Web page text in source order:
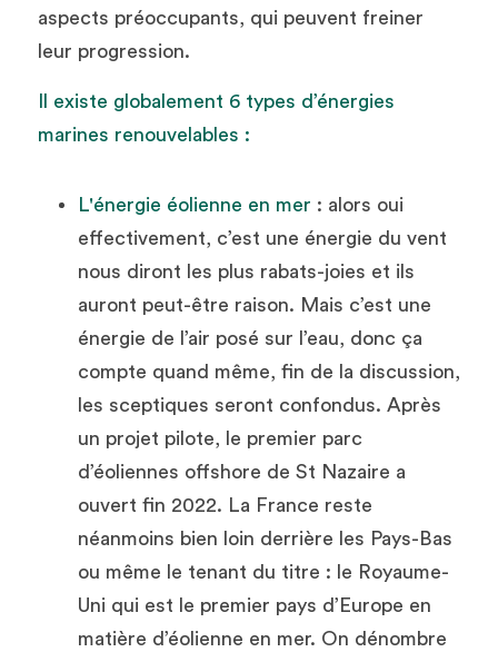
aspects préoccupants, qui peuvent freiner
leur progression.
Il existe globalement 6 types d’énergies
marines renouvelables :
L'énergie éolienne en mer : alors oui
effectivement, c’est une énergie du vent
nous diront les plus rabats-joies et ils
auront peut-être raison. Mais c’est une
énergie de l’air posé sur l’eau, donc ça
compte quand même, fin de la discussion,
les sceptiques seront confondus. Après
un projet pilote, le premier parc
d’éoliennes offshore de St Nazaire a
ouvert fin 2022. La France reste
néanmoins bien loin derrière les Pays-Bas
ou même le tenant du titre : le Royaume-
Uni qui est le premier pays d’Europe en
matière d’éolienne en mer. On dénombre